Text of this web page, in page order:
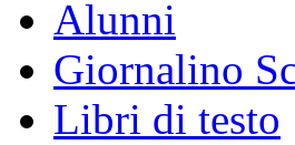
Alunni
Giornalino
Libri di testo